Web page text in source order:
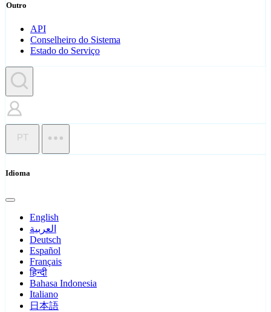
Outro
API
Conselheiro do Sistema
Estado do Serviço
PT
Idioma
English
العربية
Deutsch
Español
Français
हिन्दी
Bahasa Indonesia
Italiano
日本語